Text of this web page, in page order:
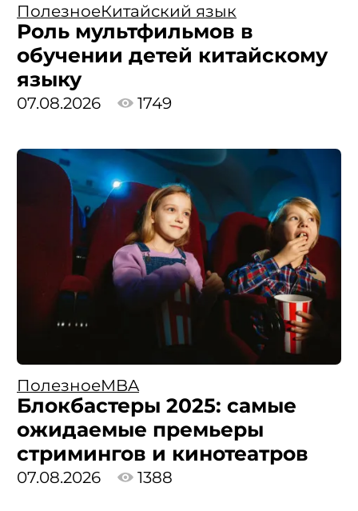
ПолезноеКитайский язык
Роль мультфильмов в
обучении детей китайскому
языку
07.08.2026 1749
ПолезноеMBA
Блокбастеры 2025: самые
ожидаемые премьеры
стримингов и кинотеатров
07.08.2026 1388